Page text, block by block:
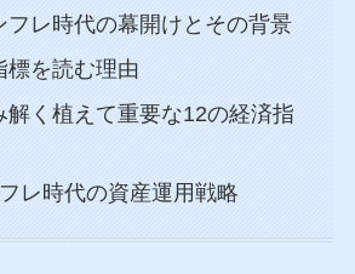
フレ時代の幕開けとその背景
標を読む理由
解く植えて重要な12の経済指
レ時代の資産運用戦略